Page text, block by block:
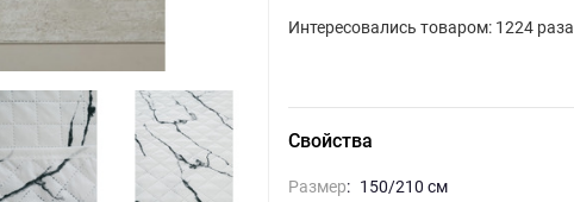
Интересовались товаром: 1224 раза
Свойства
Размер:
150/210 см